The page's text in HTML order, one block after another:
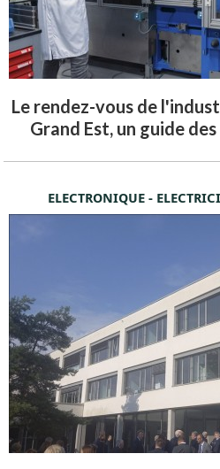
Le rendez-vous de
Grand Est, un guide
ELECTRONIQUE -